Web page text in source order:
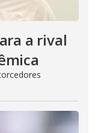
a rival